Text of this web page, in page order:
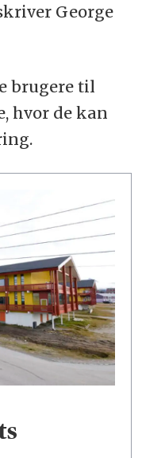
George
brugere til
hvor de kan